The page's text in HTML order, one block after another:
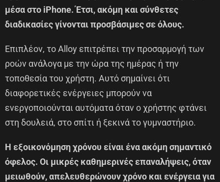
μέσα στο iPhone. Έτσι, ακόμη και σύνθετες
διαδικασίες γίνονται προσβάσιμες σε όλους.
Επιπλέον, το Alloy επιτρέπει την προσαρμογή των
ροών ανάλογα με την ώρα της ημέρας ή την
τοποθεσία του χρήστη. Αυτό σημαίνει ότι
διαφορετικές ενέργειες μπορούν να
ενεργοποιούνται αυτόματα όταν ο χρήστης φτάνει
στη δουλειά, στο σπίτι ή ξεκινά το γυμναστήριο.
Η εξοικονόμηση χρόνου είναι ένα ακόμη σημαντικό
όφελος. Οι μικρές καθημερινές επαναλήψεις, όταν
μειωθούν, απελευθερώνουν χρόνο και ενέργεια για